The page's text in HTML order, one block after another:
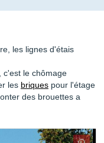
les lignes d'étais
c'est le chômage
les briques pour l'étage
des brouettes a